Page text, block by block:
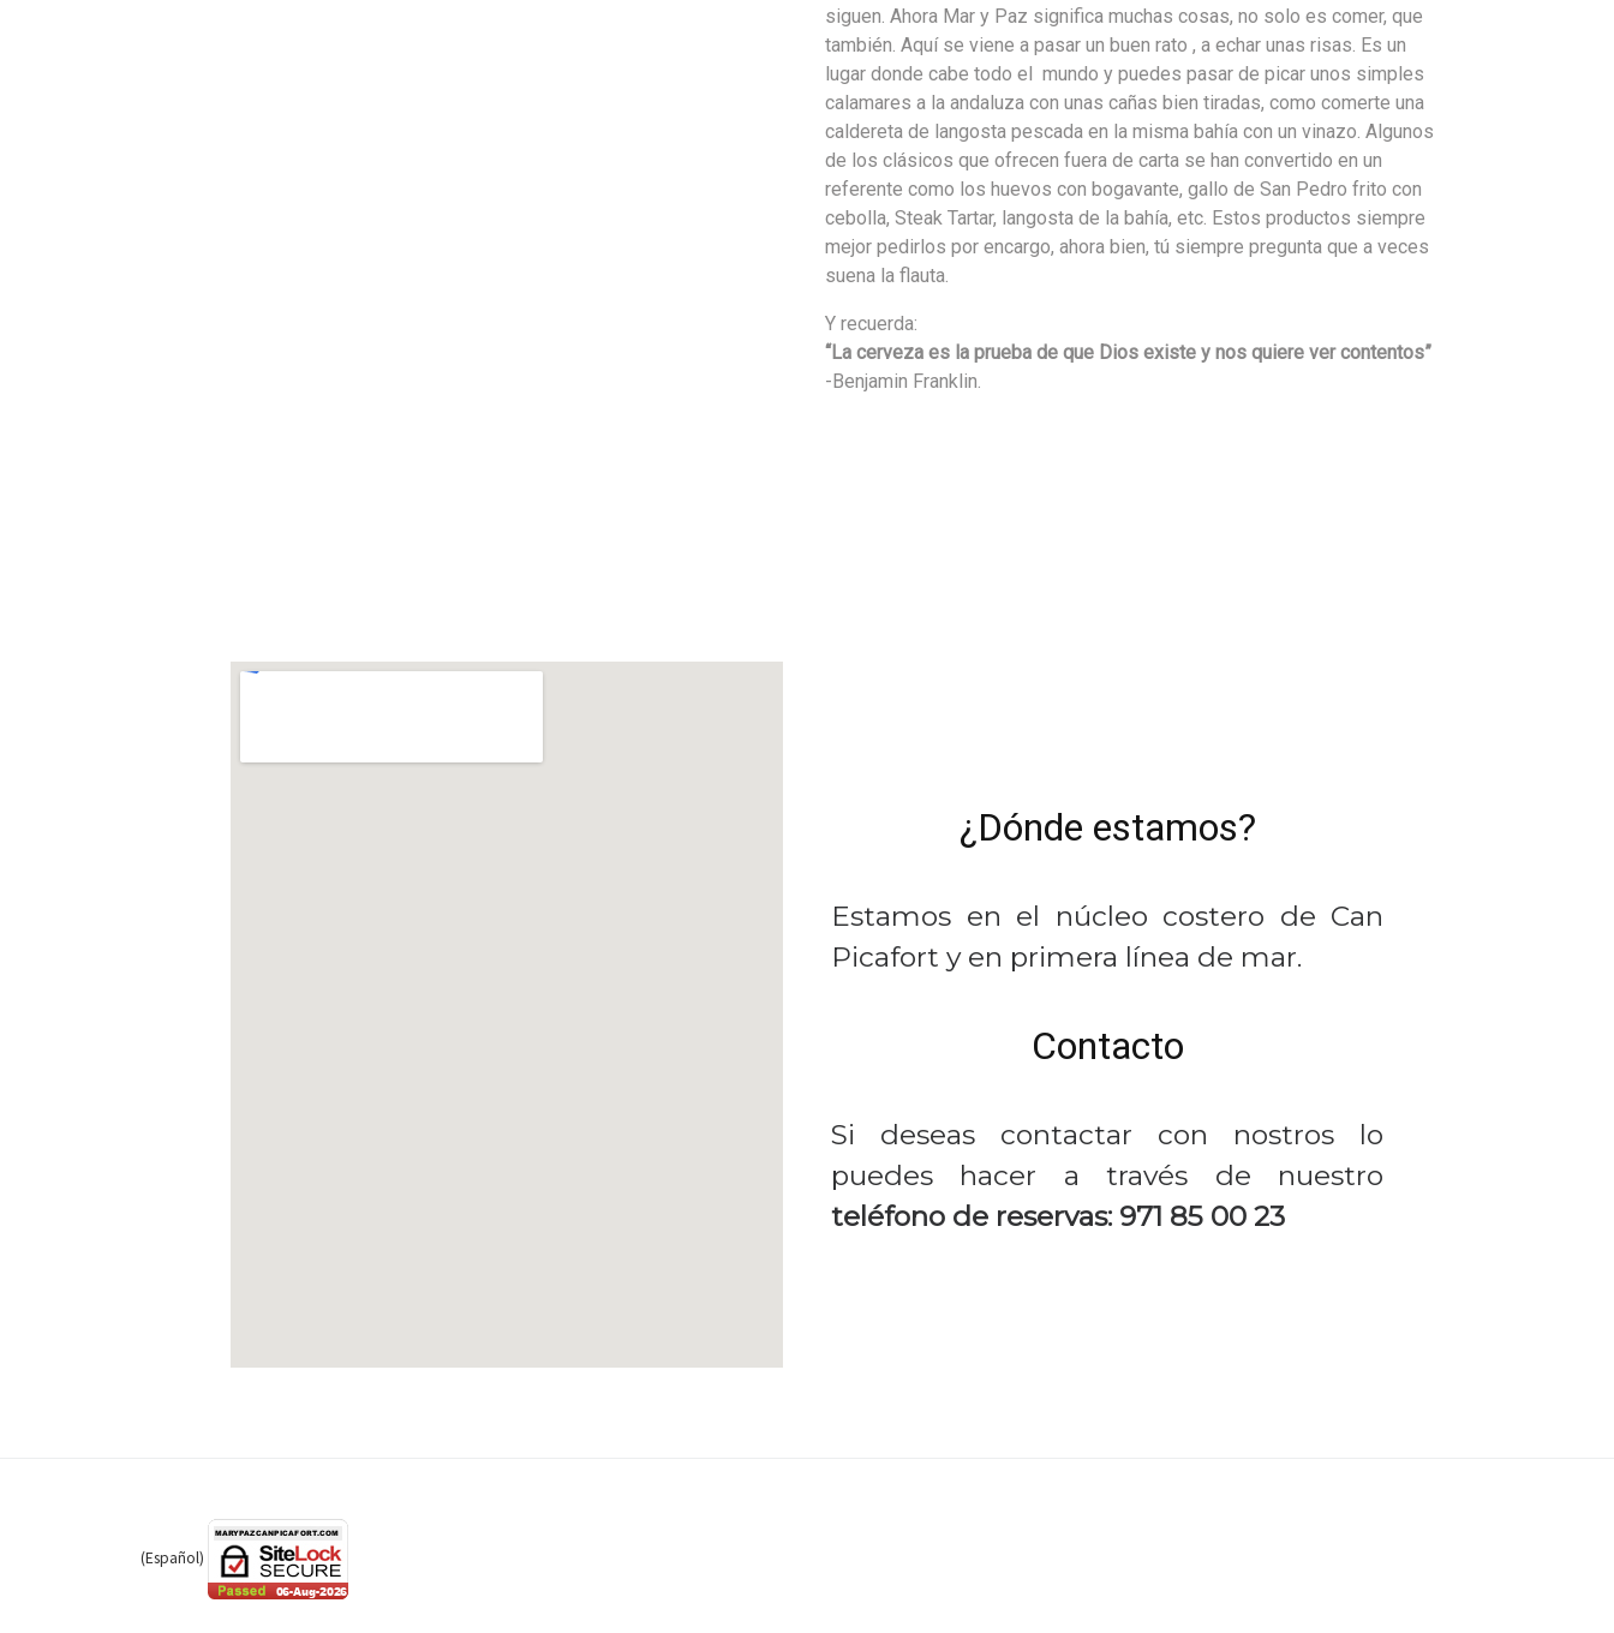
siguen. Ahora Mar y Paz significa muchas cosas, no solo es comer, que
también. Aquí se viene a pasar un buen rato , a echar unas risas. Es un
lugar donde cabe todo el mundo y puedes pasar de picar unos simples
calamares a la andaluza con unas cañas bien tiradas, como comerte una
caldereta de langosta pescada en la misma bahía con un vinazo. Algunos
de los clásicos que ofrecen fuera de carta se han convertido en un
referente como los huevos con bogavante, gallo de San Pedro frito con
cebolla, Steak Tartar, langosta de la bahía, etc. Estos productos siempre
mejor pedirlos por encargo, ahora bien, tú siempre pregunta que a veces
suena la flauta.
Y recuerda:
“La cerveza es la prueba de que Dios existe y nos quiere ver contentos”
-Benjamin Franklin.
¿Dónde estamos?
Estamos en el núcleo costero de Can
Picafort y en primera línea de mar.
Contacto
Si deseas contactar con nostros lo
puedes hacer a través de nuestro
teléfono de reservas: 971 85 00 23
(Español)